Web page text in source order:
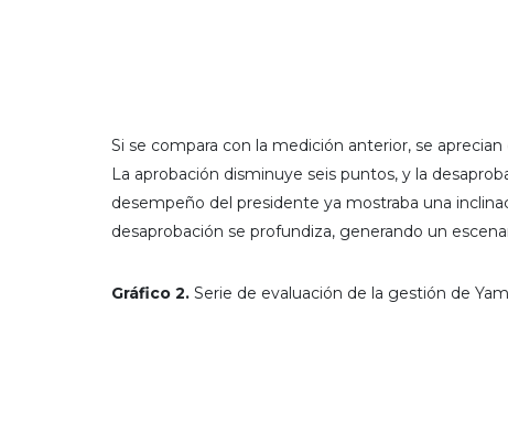
Si se compara con la medición anterior, se
La aprobación disminuye seis puntos, y la
desempeño del presidente ya mostraba una
desaprobación se profundiza, generando un
Gráfico 2. Serie de evaluación de la gestión de